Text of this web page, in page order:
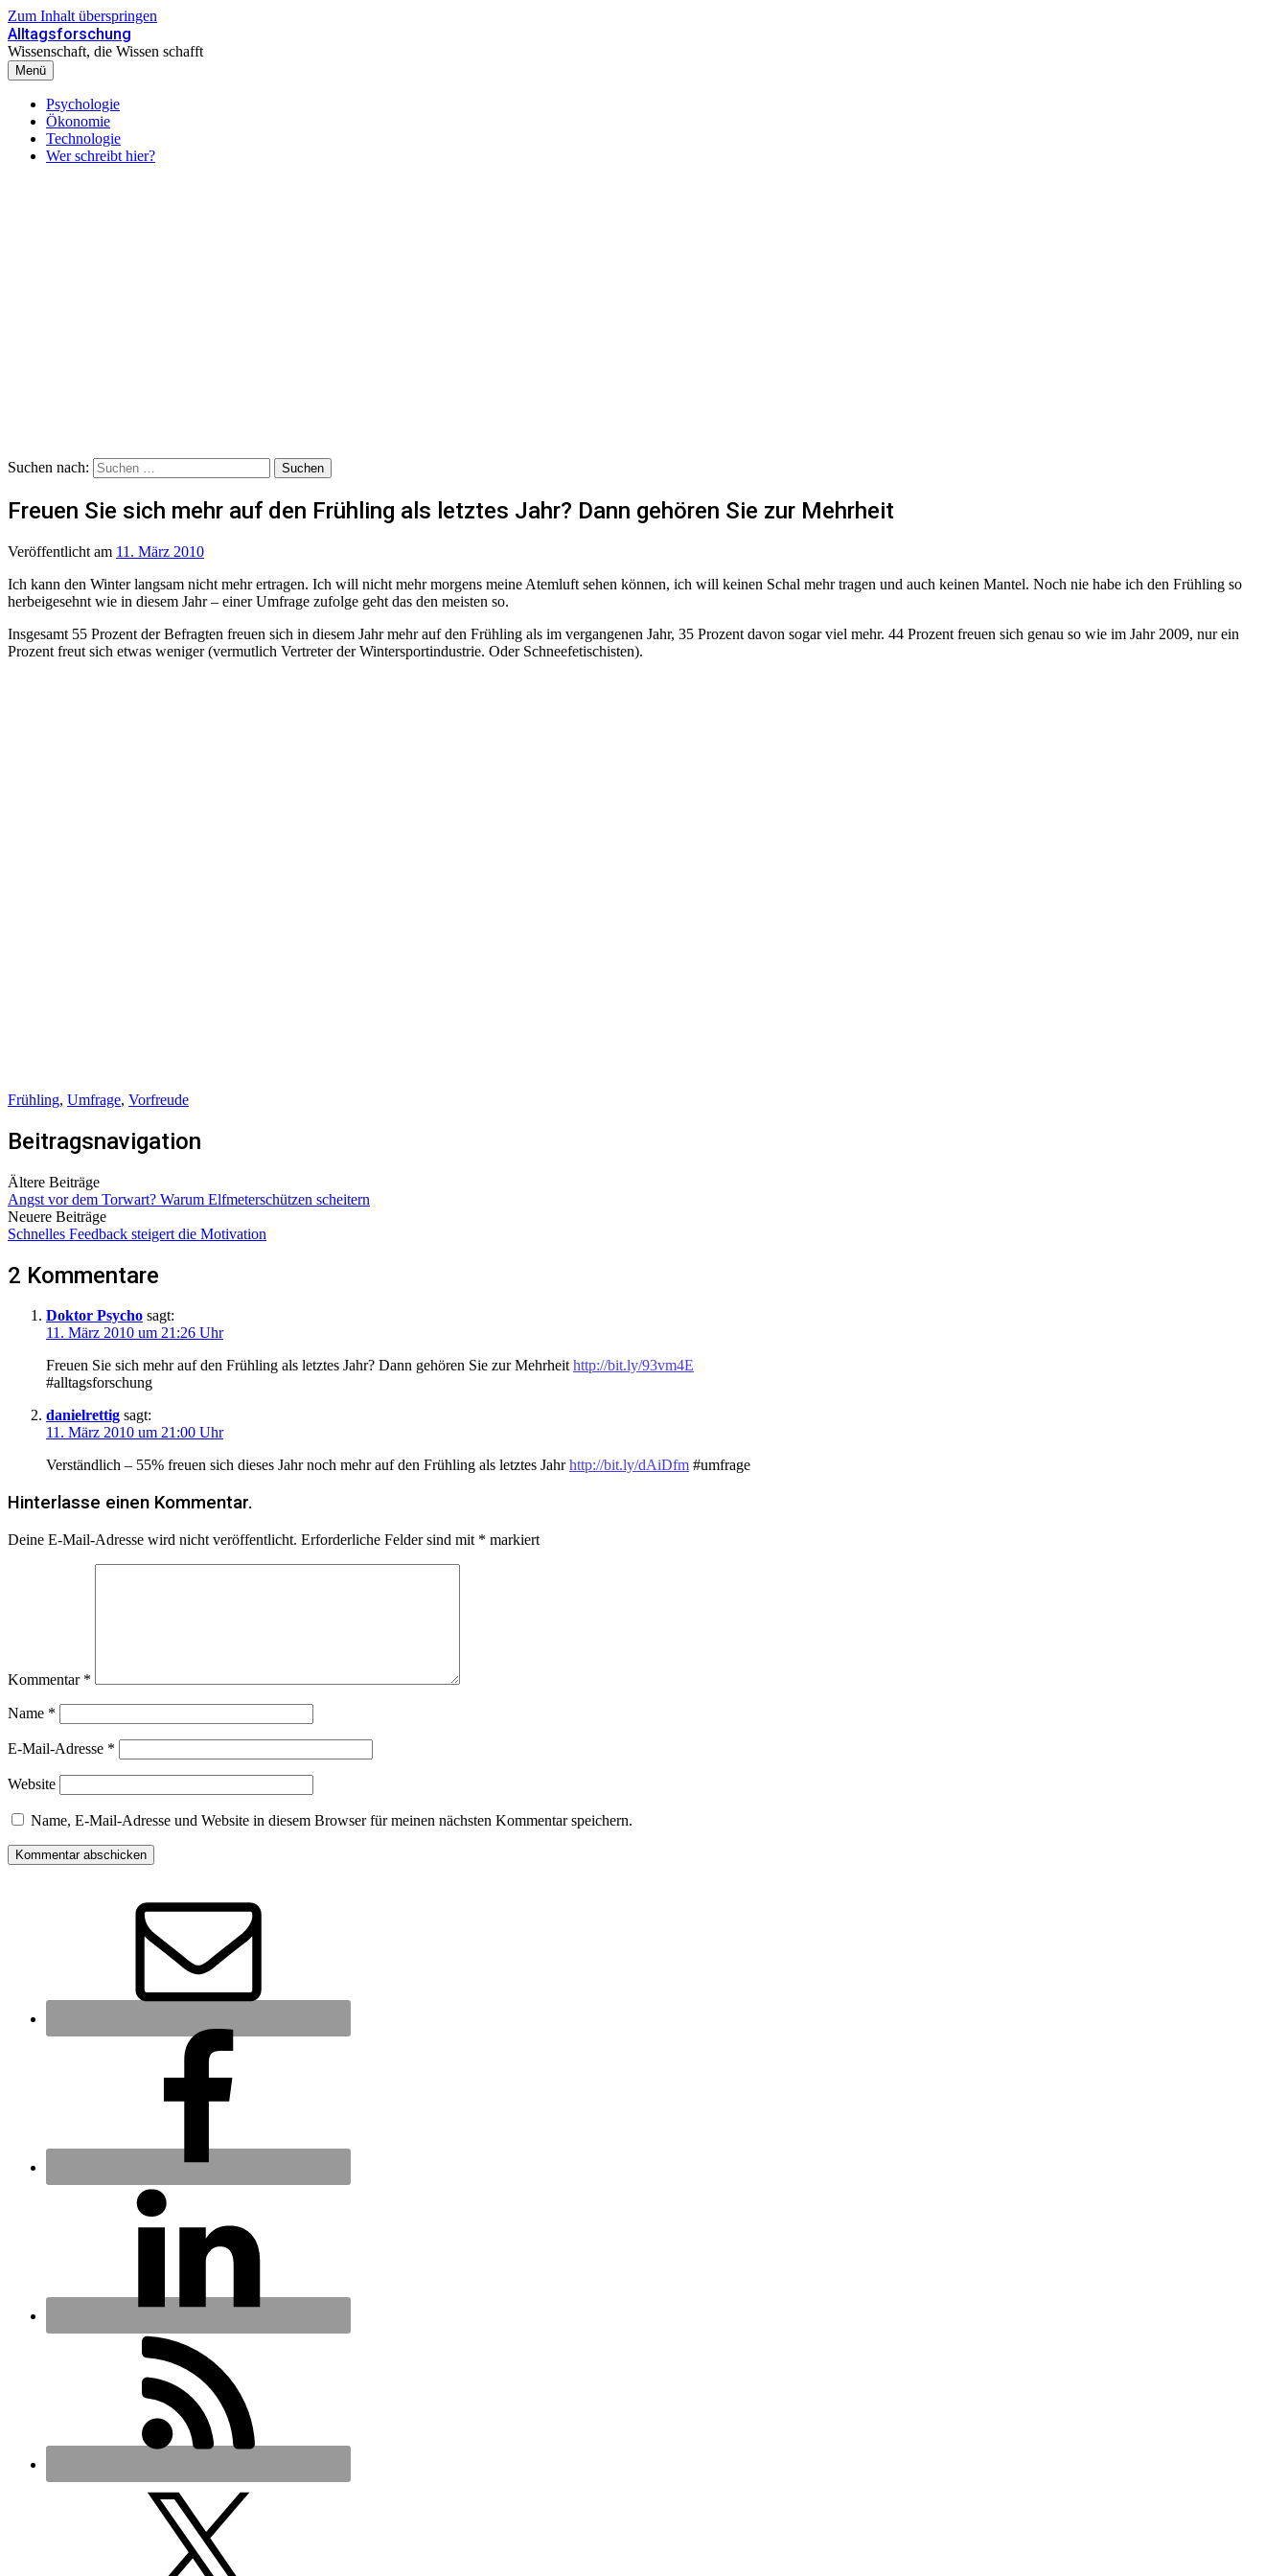
Zum Inhalt überspringen
Alltagsforschung
Wissenschaft, die Wissen schafft
Menü
Psychologie
Ökonomie
Technologie
Wer schreibt hier?
Suchen nach:
Freuen Sie sich mehr auf den Frühling als letztes Jahr? Dann gehören Sie zur Mehrheit
Veröffentlicht am 11. März 2010
Ich kann den Winter langsam nicht mehr ertragen. Ich will nicht mehr morgens meine Atemluft sehen können, ich will keinen Schal mehr tragen und auch keinen Mantel. Noch nie habe ich den Frühling so
herbeigesehnt wie in diesem Jahr – einer Umfrage zufolge geht das den meisten so.
Insgesamt 55 Prozent der Befragten freuen sich in diesem Jahr mehr auf den Frühling als im vergangenen Jahr, 35 Prozent davon sogar viel mehr. 44 Prozent freuen sich genau so wie im Jahr 2009, nur ein
Prozent freut sich etwas weniger (vermutlich Vertreter der Wintersportindustrie. Oder Schneefetischisten).
Frühling, Umfrage, Vorfreude
Beitragsnavigation
Ältere Beiträge
Angst vor dem Torwart? Warum Elfmeterschützen scheitern
Neuere Beiträge
Schnelles Feedback steigert die Motivation
2 Kommentare
Doktor Psycho sagt:
11. März 2010 um 21:26 Uhr
Freuen Sie sich mehr auf den Frühling als letztes Jahr? Dann gehören Sie zur Mehrheithttp://bit.ly/93vm4E
#alltagsforschung
danielrettig sagt:
11. März 2010 um 21:00 Uhr
Verständlich – 55% freuen sich dieses Jahr noch mehr auf den Frühling als letztes Jahrhttp://bit.ly/dAiDfm #umfrage
Hinterlasse einen Kommentar.
Deine E-Mail-Adresse wird nicht veröffentlicht. Erforderliche Felder sind mit * markiert
Kommentar *
Name *
E-Mail-Adresse *
Website
Name, E-Mail-Adresse und Website in diesem Browser für meinen nächsten Kommentar speichern.